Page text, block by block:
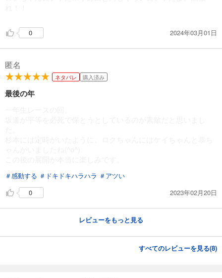
0 2024年03月01日
匿名
ネタバレ 購入済み
最後の年
＃感動する ＃ドキドキハラハラ ＃アツい
0
2023年02月20日
レビューをもっと見る
すべてのレビューを見る(8)